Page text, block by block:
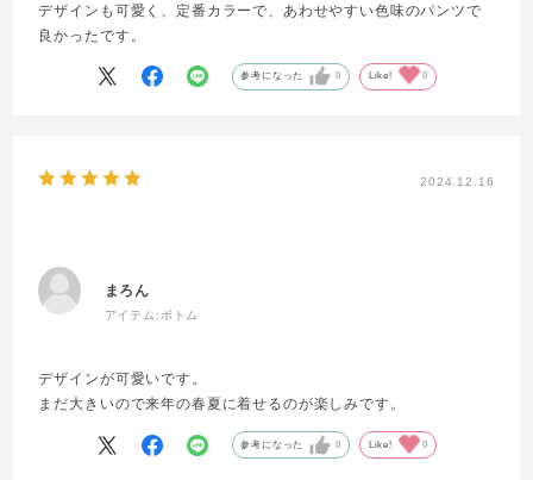
デザインも可愛く、定番カラーで、あわせやすい色味のパンツで
良かったです。
参考になった 0 Like! 0
2024.12.16
まろん
アイテム:ボトム
デザインが可愛いです。
まだ大きいので来年の春夏に着せるのが楽しみです。
参考になった 0 Like! 0